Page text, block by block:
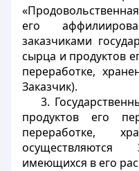
его
заказчиками
сырца и продуктов
переработке,
Заказчик).
3.
продуктов его
переработке,
имеющихся в его